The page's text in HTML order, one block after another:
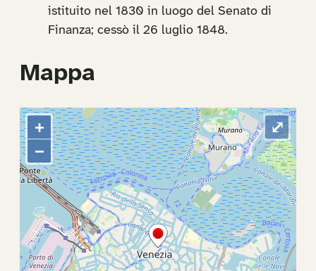
istituito nel 1830 in luogo del Senato di
Finanza; cessò il 26 luglio 1848.
Mappa